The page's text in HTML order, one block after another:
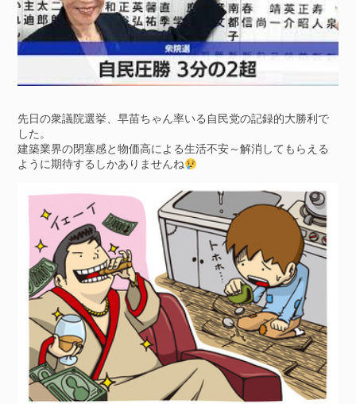
先日の衆議院選挙、早苗ちゃん率いる自民党の記録的大勝利で
した。
建築業界の閉塞感と物価高による生活不安～解消してもらえる
ように期待するしかありませんね